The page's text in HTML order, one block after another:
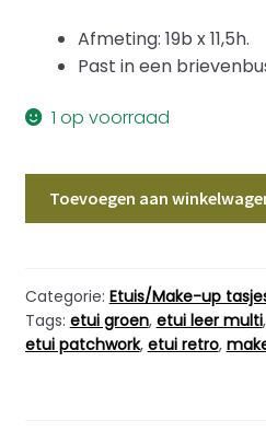
Afmeting: 19b x 11,5h.
Past in een
1 op voorraad
Groen
Rood
aantal
Toevoegen aan
Categorie: Etuis/Make-up
Tags: etui groen, etui leer multi,
etui patchwork, etui retro,